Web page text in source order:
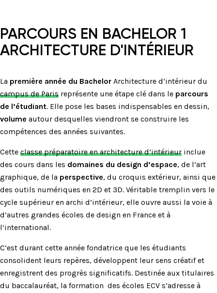
PARCOURS EN BACHELOR 1
ARCHITECTURE D'INTÉRIEUR
La première année du Bachelor Architecture d’intérieur du
campus de Paris représente une étape clé dans le parcours
de l’étudiant. Elle pose les bases indispensables en dessin,
volume autour desquelles viendront se construire les
compétences des années suivantes.
Cette classe préparatoire en architecture d’intérieur inclue
des cours dans les domaines du design d’espace, de l’art
graphique, de la perspective, du croquis extérieur, ainsi que
des outils numériques en 2D et 3D. Véritable tremplin vers le
cycle supérieur en archi d’intérieur, elle ouvre aussi la voie à
d’autres grandes écoles de design en France et à
l’international.
C’est durant cette année fondatrice que les étudiants
consolident leurs repères, développent leur sens créatif et
enregistrent des progrès significatifs. Destinée aux titulaires
du baccalauréat, la formation des écoles ECV s’adresse à